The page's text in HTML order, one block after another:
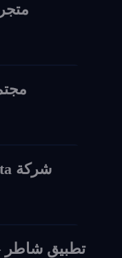
شركة Tekafül Sigorta للتأمين
تطبيق شاطر